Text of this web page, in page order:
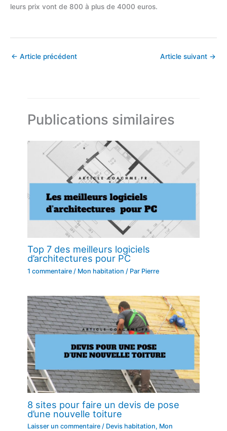
leurs prix vont de 800 à plus de 4000 euros.
← Article précédent Article suivant →
Publications similaires
Top 7 des meilleurs logiciels
d’architectures pour PC
1 commentaire / Mon habitation / Par Pierre
8 sites pour faire un devis de pose
d’une nouvelle toiture
Laisser un commentaire / Devis habitation, Mon